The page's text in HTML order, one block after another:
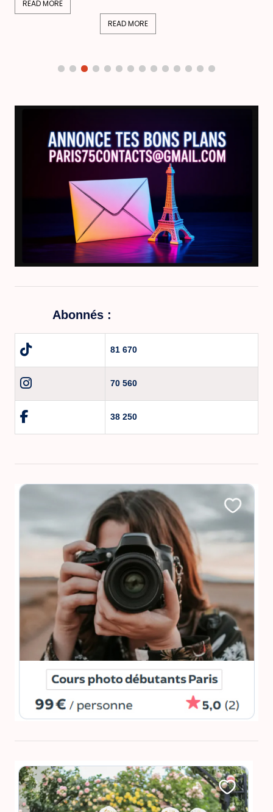
Abonnés :
81 670
70 560
38 250